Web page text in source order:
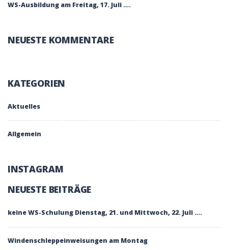
WS-Ausbildung am Freitag, 17. Juli ….
NEUESTE KOMMENTARE
KATEGORIEN
Aktuelles
Allgemein
INSTAGRAM
NEUESTE BEITRÄGE
keine WS-Schulung Dienstag, 21. und Mittwoch, 22. Juli ….
Windenschleppeinweisungen am Montag